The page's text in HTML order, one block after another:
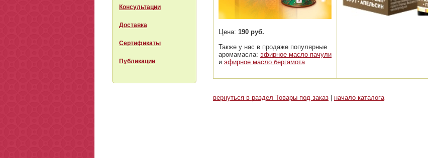
Консультации
Доставка
Сертификаты
Публикации
Цена: 190 руб.
Также у нас в продаже популярные
аромамасла: эфирное масло пачули
и эфирное масло бергамота
вернуться в раздел Товары под заказ начало каталога